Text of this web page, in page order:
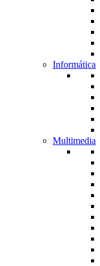
Informática
Multimedia